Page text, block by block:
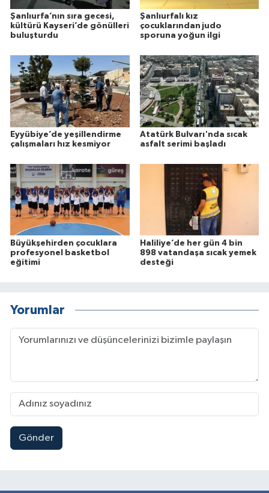
Şanlıurfa’nın sıra gecesi,
kültürü Kayseri’de gönülleri
buluşturdu
Şanlıurfalı kız
çocuklarından judo
sporuna yoğun ilgi
Eyyübiye’de yeşillendirme
çalışmaları hız kesmiyor
Atatürk Bulvarı'nda sıcak
asfalt serimi başladı
Büyükşehirden çocuklara
profesyonel basketbol
eğitimi
Haliliye’de her gün 4 bin
898 vatandaşa sıcak yemek
desteği
Yorumlar
Gönder